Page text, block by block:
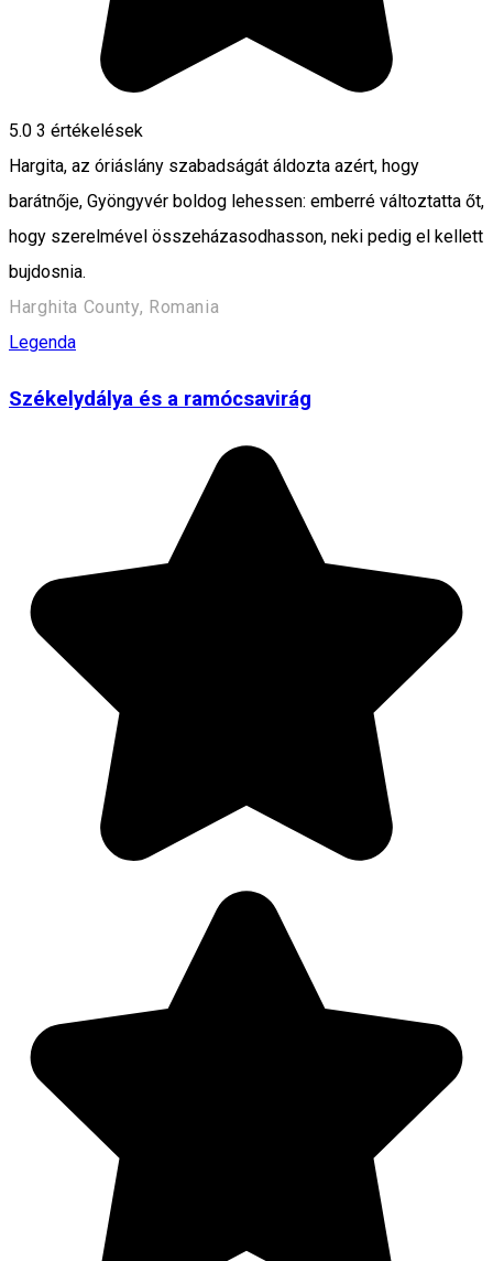
5.0 3 értékelések
Hargita, az óriáslány szabadságát áldozta azért, hogy
barátnője, Gyöngyvér boldog lehessen: emberré változtatta őt,
hogy szerelmével összeházasodhasson, neki pedig el kellett
bujdosnia.
Harghita County, Romania
Legenda
Székelydálya és a ramócsavirág